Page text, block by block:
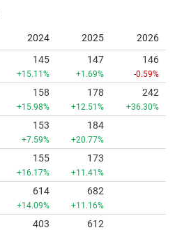
2024 2025
2026
145
+15.11%
147
+1.69%
146
-0.59%
158
+15.98%
178
+12.51%
242
+36.30%
153
+7.59%
184
+20.77%
155
+16.17%
173
+11.41%
614
+14.09%
682
+11.16%
403 612